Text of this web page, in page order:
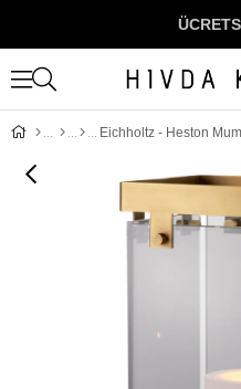
Eichholtz - Heston